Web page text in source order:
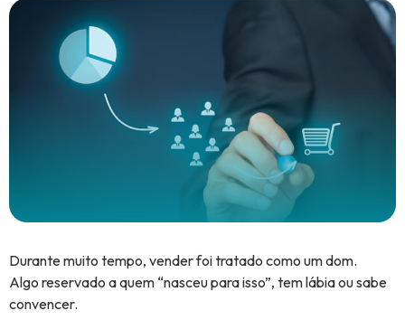
Durante muito tempo, vender foi tratado como um dom.
Algo reservado a quem “nasceu para isso”, tem lábia ou sabe
convencer.